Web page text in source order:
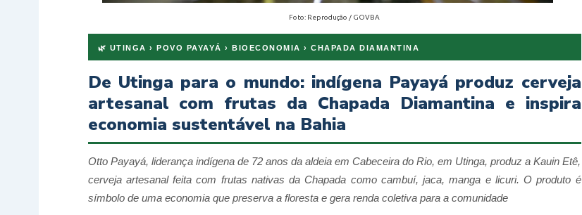
Foto: Reprodução / GOVBA
🌿 UTINGA › POVO PAYAYÁ › BIOECONOMIA › CHAPADA DIAMANTINA
De Utinga para o mundo: indígena Payayá produz cerveja
artesanal com frutas da Chapada Diamantina e inspira
economia sustentável na Bahia
Otto Payayá, liderança indígena de 72 anos da aldeia em Cabeceira do Rio, em Utinga, produz a Kauin Etê,
cerveja artesanal feita com frutas nativas da Chapada como cambuí, jaca, manga e licuri. O produto é
símbolo de uma economia que preserva a floresta e gera renda coletiva para a comunidade